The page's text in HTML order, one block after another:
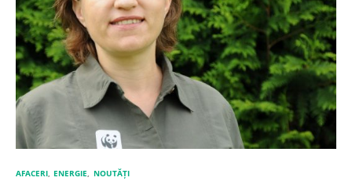
AFACERI ENERGIE NOUTĂȚI